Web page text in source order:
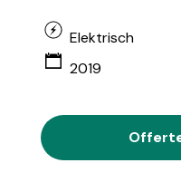
Elektrisch
2019